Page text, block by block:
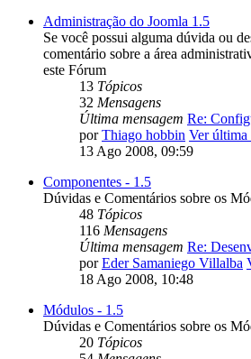
Administração do Joomla 1.5
Se você possui alguma dúvida ou
comentário sobre a área
este Fórum
13 Tópicos
32 Mensagens
Última mensagem Re:
porThiago hobbin Ver última
13 Ago 2008, 09:59
Componentes - 1.5
Dúvidas e Comentários sobre os
48 Tópicos
116 Mensagens
Última mensagem Re:
porEder Samaniego Villalba
18 Ago 2008, 10:48
Módulos - 1.5
Dúvidas e Comentários sobre os
20 Tópicos